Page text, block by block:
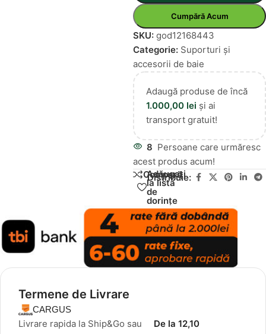
Cumpără Acum
SKU: god12168443
Categorie: Suporturi și
accesorii de baie
Adaugă produse de încă
1.000,00 lei și ai
transport gratuit!
8 Persoane care urmăresc
acest produs acum!
Compară
Adăugați
la lista
de
dorințe
Distribuie:
Termene de Livrare
CARGUS
Livrare rapida la Ship&Go sau
De la 12,10